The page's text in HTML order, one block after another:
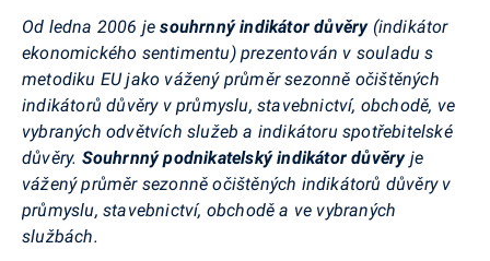
Od ledna 2006 jesouhrnný indikátor důvěry (indikátor
ekonomického sentimentu) prezentován v souladu s
metodiku EU jako vážený průměr sezonně očištěných
indikátorů důvěry v průmyslu, stavebnictví, obchodě, ve
vybraných odvětvích služeb a indikátoru spotřebitelské
důvěry. Souhrnný podnikatelský indikátor důvěry je
vážený průměr sezonně očištěných indikátorů důvěry v
průmyslu, stavebnictví, obchodě a ve vybraných
službách.